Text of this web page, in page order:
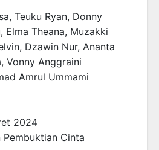
Teuku Ryan, Donny
Elma Theana, Muzakki
Dzawin Nur, Ananta
Vonny Anggraini
Amrul Ummami
2024
Pembuktian Cinta